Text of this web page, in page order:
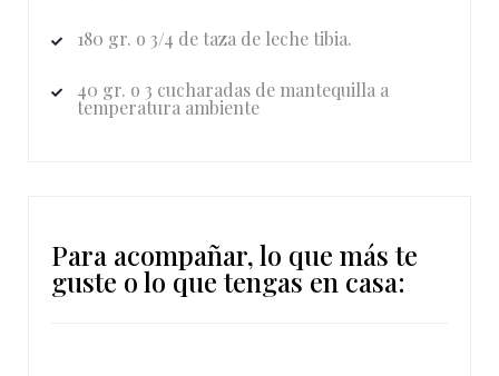
180 gr. o 3/4 de taza de leche tibia.
40 gr. o 3 cucharadas de mantequilla a
temperatura ambiente
Para acompañar, lo que más te
guste o lo que tengas en casa: